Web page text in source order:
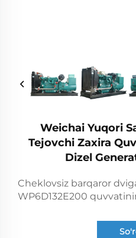
Weichai Yuqori
Tejovchi Zaxira
Dizel
Cheklovsiz barqaror
WP6D132E200